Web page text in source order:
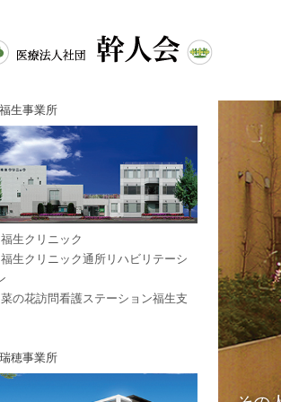
福生事業所
福生クリニック
福生クリニック通所リハビリテーシ
菜の花訪問看護ステーション福生支
瑞穂事業所